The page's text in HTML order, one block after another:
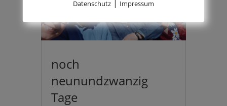
noch
neunundzwanzig
Tage
Datenschutz| Impressum